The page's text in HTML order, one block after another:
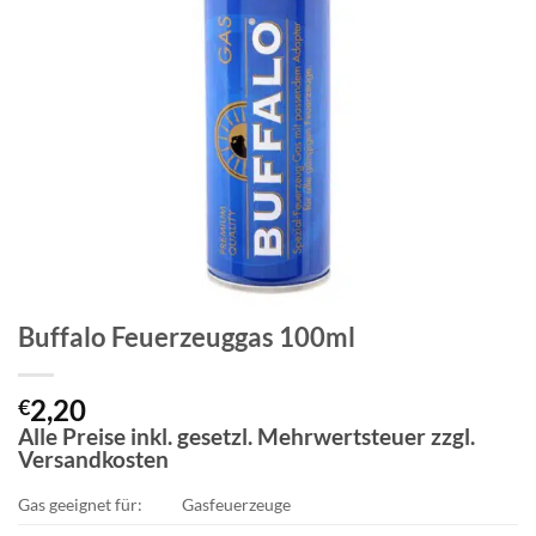
Buffalo Feuerzeuggas 100ml
€2,20
Alle Preise inkl. gesetzl. Mehrwertsteuer zzgl.
Versandkosten
Gas geeignet für:
Gasfeuerzeuge